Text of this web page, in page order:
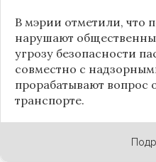
В мэрии отметили, что
нарушают
угрозу безопасности
совместно с
прорабатывают вопрос
транспорте.